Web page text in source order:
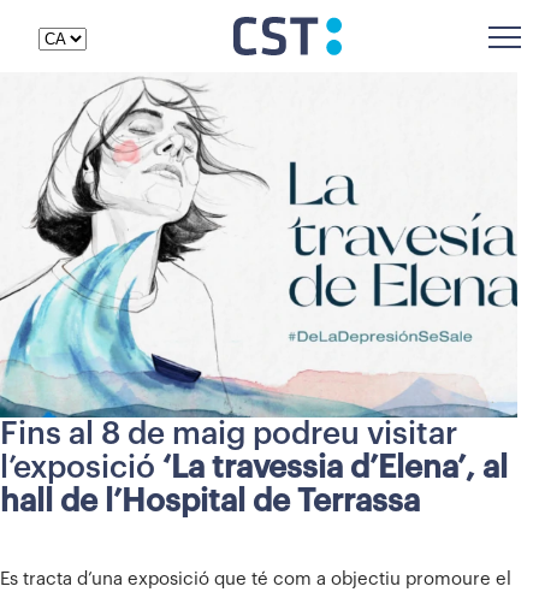
Fins al 8 de maig podreu visitar
l’exposició ‘La travessia d’Elena’, al
hall de l’Hospital de Terrassa
Es tracta d’una exposició que té com a objectiu promoure el